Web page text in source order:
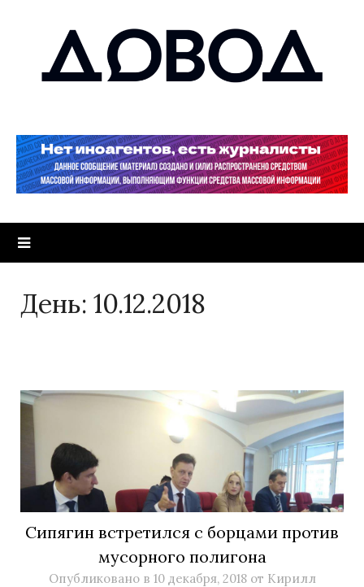
День: 10.12.2018
Сипягин встретился с борцами против
мусорного полигона
Опубликовано в 10 декабря, 2018от Кирилл